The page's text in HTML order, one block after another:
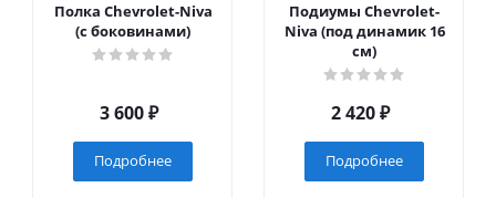
Полка Chevrolet-Niva
(с боковинами)
3 600₽
Подробнее
Подиумы Chevrolet-
Niva (под динамик 16
см)
2 420₽
Подробнее